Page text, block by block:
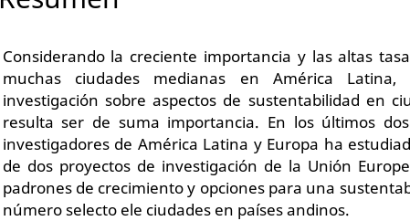
Considerando la creciente importancia y las altas
muchas ciudades medianas en América
investigación sobre aspectos de sustentabilidad en
resulta ser de suma importancia. En los últimos
investigadores de América Latina y Europa ha
de dos proyectos de investigación de la Unión
padrones de crecimiento y opciones para una
número selecto ele ciudades en países andinos.